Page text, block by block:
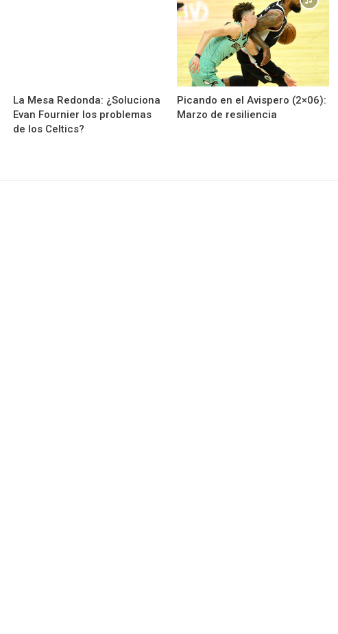
La Mesa Redonda: ¿Soluciona
Evan Fournier los problemas
de los Celtics?
Picando en el Avispero (2×06):
Marzo de resiliencia